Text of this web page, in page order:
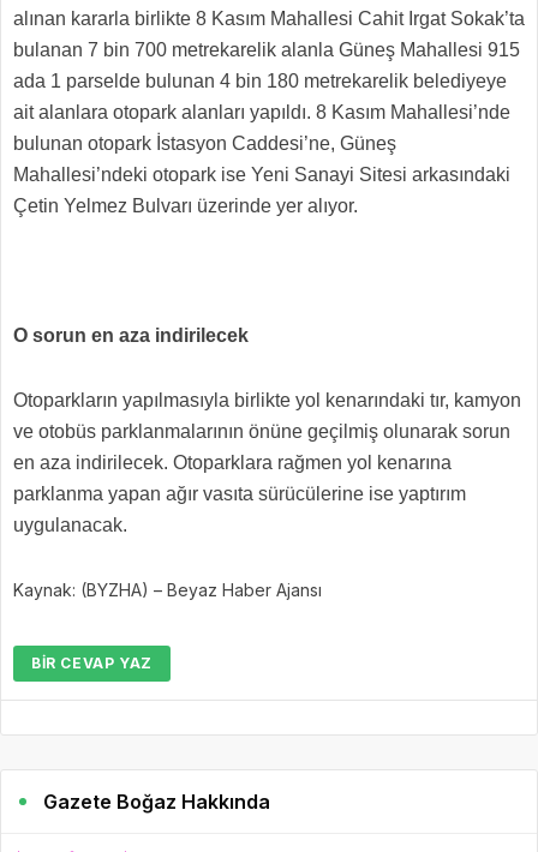
alınan kararla birlikte 8 Kasım Mahallesi Cahit Irgat Sokak’ta
bulanan 7 bin 700 metrekarelik alanla Güneş Mahallesi 915
ada 1 parselde bulunan 4 bin 180 metrekarelik belediyeye
ait alanlara otopark alanları yapıldı. 8 Kasım Mahallesi’nde
bulunan otopark İstasyon Caddesi’ne, Güneş
Mahallesi’ndeki otopark ise Yeni Sanayi Sitesi arkasındaki
Çetin Yelmez Bulvarı üzerinde yer alıyor.
O sorun en aza indirilecek
Otoparkların yapılmasıyla birlikte yol kenarındaki tır, kamyon
ve otobüs parklanmalarının önüne geçilmiş olunarak sorun
en aza indirilecek. Otoparklara rağmen yol kenarına
parklanma yapan ağır vasıta sürücülerine ise yaptırım
uygulanacak.
Kaynak: (BYZHA) – Beyaz Haber Ajansı
BIR CEVAP YAZ
Gazete Boğaz Hakkında